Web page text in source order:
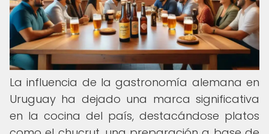
La influencia de la gastronomía alemana en
Uruguay ha dejado una marca significativa
en la cocina del país, destacándose platos